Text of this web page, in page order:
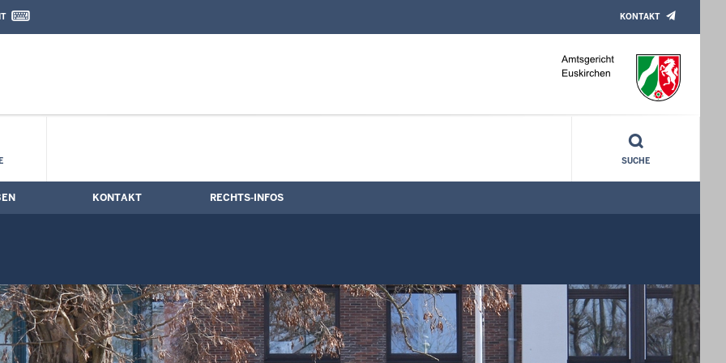
Kontaktformular
KONTAKT
SUCHE
KONTAKT RECHTS-INFOS